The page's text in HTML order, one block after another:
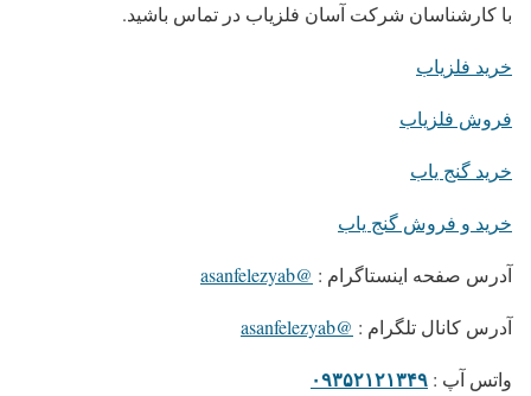
با کارشناسان شرکت آسان فلزیاب در تماس باشید.
خرید فلزیاب
فروش فلزیاب
خرید گنج یاب
خرید و فروش گنج یاب
آدرس صفحه اینستاگرام : @asanfelezyab
آدرس کانال تلگرام : @asanfelezyab
واتس آپ : ۰۹۳۵۲۱۲۱۳۴۹